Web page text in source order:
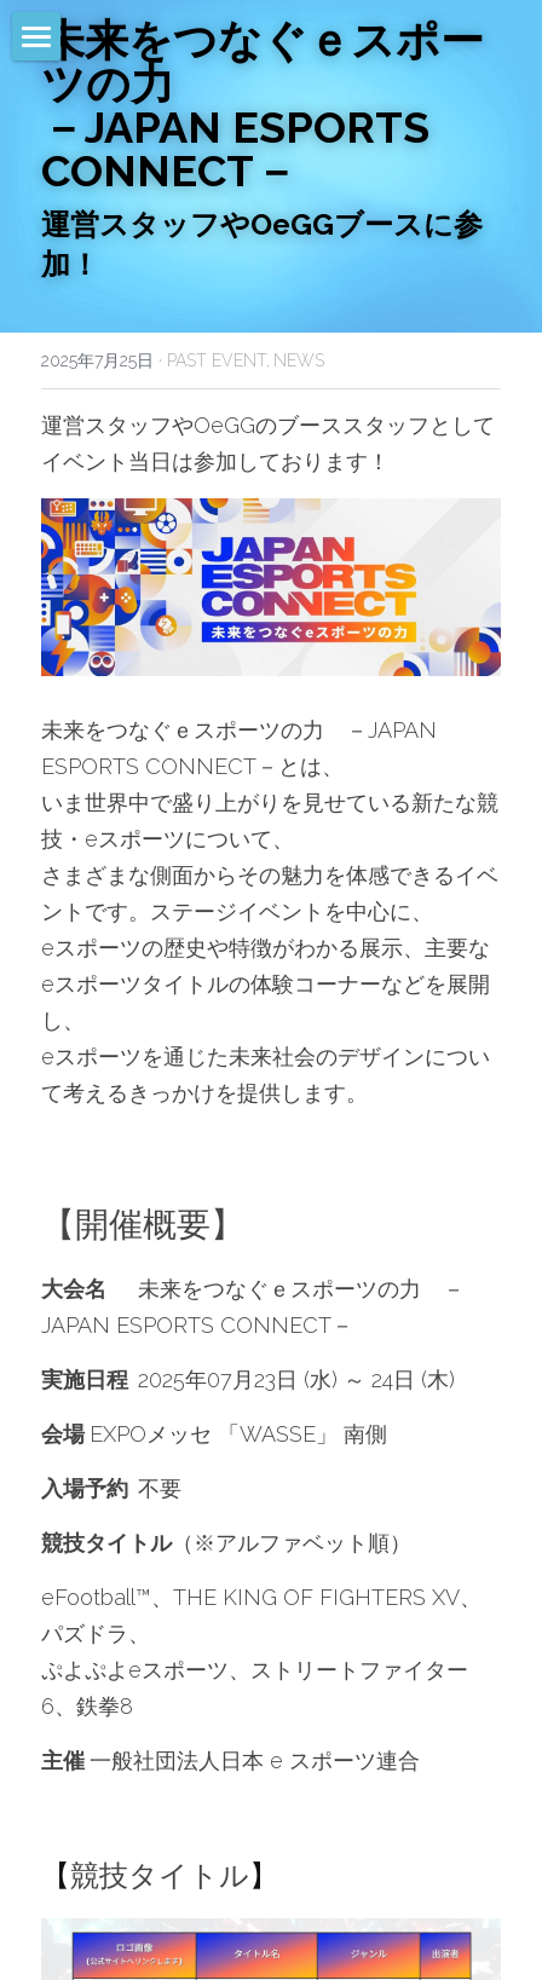
HOME
NEWS
EVENTS
CALENDAR
COMPANY
SHOP
未来をつなぐｅスポー
ツの力
－JAPAN ESPORTS
CONNECT－
運営スタッフやOeGGブースに参
加！
2025年7月25日 · PAST EVENT, NEWS
運営スタッフやOeGGのブーススタッフとして
イベント当日は参加しております！
未来をつなぐｅスポーツの力　－JAPAN
ESPORTS CONNECT－とは、
いま世界中で盛り上がりを見せている新たな競
技・eスポーツについて、
さまざまな側面からその魅力を体感できるイベ
ントです。ステージイベントを中心に、
eスポーツの歴史や特徴がわかる展示、主要な
eスポーツタイトルの体験コーナーなどを展開
し、
eスポーツを通じた未来社会のデザインについ
て考えるきっかけを提供します。
【開催概要】
大会名
JAPAN ESPORTS CONNECT－
実施日程
	2025年07月23日 (水) ～ 24日 (木)
会場
	EXPOメッセ 「WASSE」 南側
入場予約
	不要
競技タイトル
eFootball™、THE KING OF FIGHTERS XV、
パズドラ、
ぷよぷよeスポーツ、ストリートファイター
6、鉄拳8
主催
	一般社団法人日本 e スポーツ連合
【競技タイトル】